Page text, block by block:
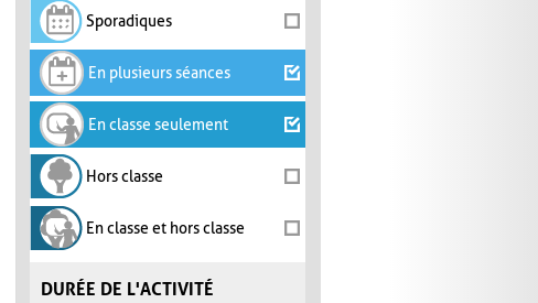
Sporadiques
En plusieurs séances
En classe seulement
Hors classe
En classe et hors classe
DURÉE DE L'ACTIVITÉ